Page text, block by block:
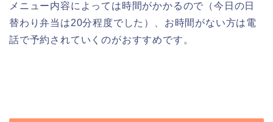
メニュー内容によっては時間がかかるので（今日の日
替わり弁当は20分程度でした）、お時間がない方は電
話で予約されていくのがおすすめです。